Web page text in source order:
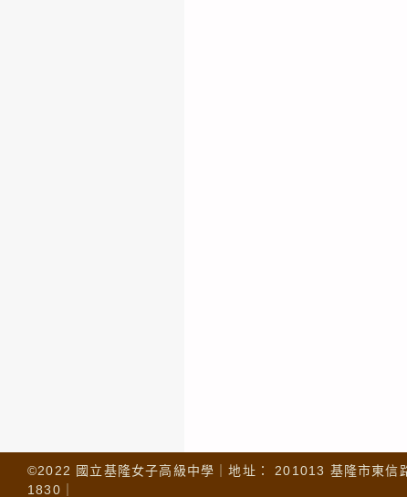
©2022 國立基隆女子高級中學｜地址： 201013 基隆市東
1830｜